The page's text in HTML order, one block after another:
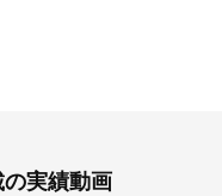
実績動画